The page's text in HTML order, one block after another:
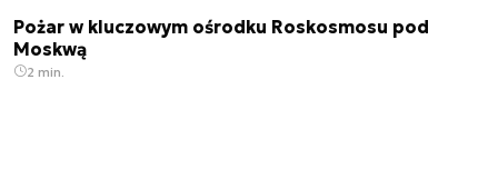
Pożar w kluczowym ośrodku Roskosmosu pod
Moskwą
2 min.